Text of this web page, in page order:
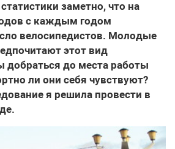
заметно, что на
с каждым годом
велосипедистов. Молодые
этот вид
добраться до места работы
ли они себя чувствуют?
я решила провести в